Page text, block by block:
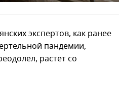
экспертов, как ранее
пандемии,
растет со